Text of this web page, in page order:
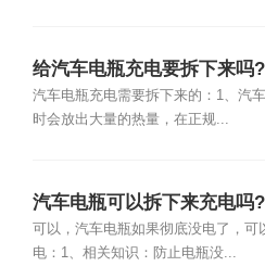
给汽车电瓶充电要拆下来吗?
汽车电瓶充电需要拆下来的：1、汽
时会放出大量的热量，在正规...
汽车电瓶可以拆下来充电吗?
可以，汽车电瓶如果彻底没电了，可
电：1、相关知识：防止电瓶没...